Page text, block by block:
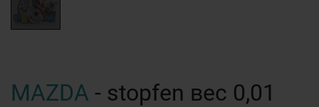
MAZDA - stopfen вес 0,01